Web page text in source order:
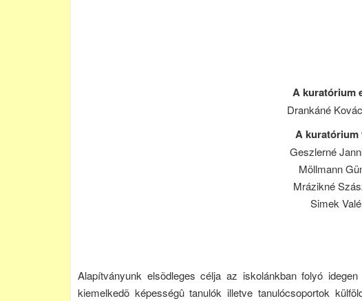
A kuratórium
Drankáné
A kuratórium
Geszlerné
Möllmann
Mrázikné
Simek
Alapítványunk elsõdleges célja az iskolánkban folyó
kiemelkedõ képességû tanulók illetve tanulócsoportok